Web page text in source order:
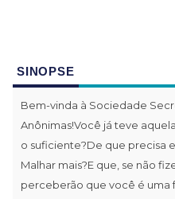
SINOPSE
Bem-vinda à Sociedade
Anônimas!Você já teve
o suficiente?De que precisa
Malhar mais?E que, se não
perceberão que você é uma